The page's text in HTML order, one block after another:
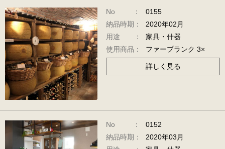
No ：
0155
納品時期：
2020年02月
用途 ：
家具・什器
使用商品：
ファープランク 3×
詳しく見る
No ：
0152
納品時期：
2020年03月